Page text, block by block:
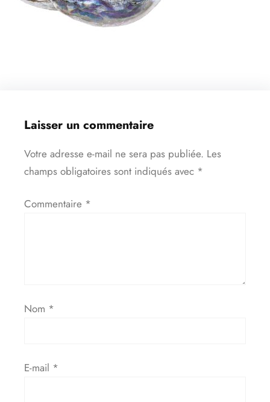
Laisser un commentaire
Votre adresse e-mail ne sera pas publiée. Les
champs obligatoires sont indiqués avec *
Commentaire *
Nom *
E-mail *